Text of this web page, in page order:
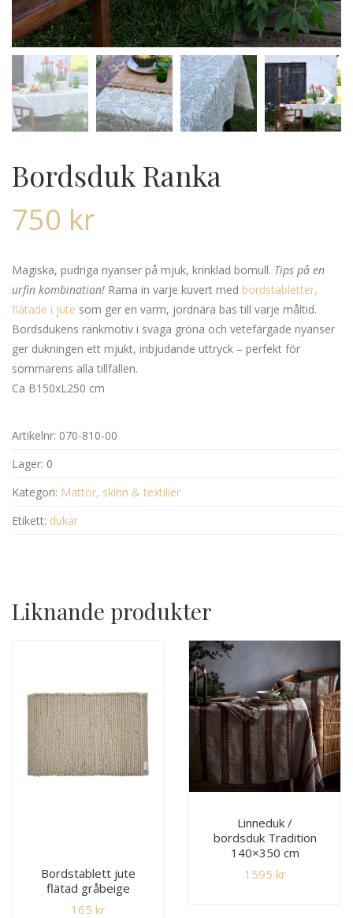
Bordsduk Ranka
750 kr
Magiska, pudriga nyanser på mjuk, krinklad bomull. Tips på en
urfin kombination! Rama in varje kuvert med bordstabletter,
flätade i jute som ger en varm, jordnära bas till varje måltid.
Bordsdukens rankmotiv i svaga gröna och vetefärgade nyanser
ger dukningen ett mjukt, inbjudande uttryck – perfekt för
sommarens alla tillfällen.
Ca B150xL250 cm
Artikelnr: 070-810-00
Lager: 0
Kategori: Mattor, skinn & textilier
Etikett: dukar
Liknande produkter
Bordstablett jute
flätad gråbeige
165 kr
Linneduk /
bordsduk Tradition
140×350 cm
1595 kr